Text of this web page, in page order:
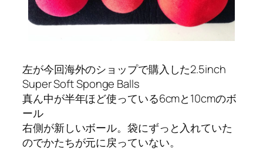
左が今回海外のショップで購入した2.5inch
Super Soft Sponge Balls
真ん中が半年ほど使っている6cmと10cmのボ
ール
右側が新しいボール。袋にずっと入れていた
のでかたちが元に戻っていない。